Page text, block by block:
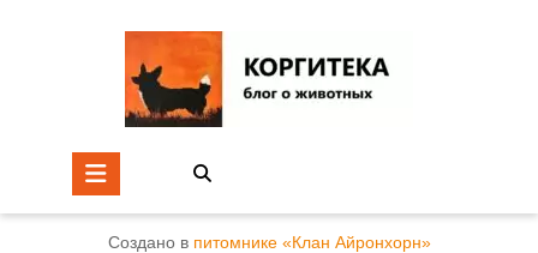
Создано в питомнике «Клан Айронхорн»